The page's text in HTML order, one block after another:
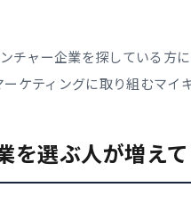
チャー企業を探している方
ケティングに取り組むマイ
を選ぶ人が増え